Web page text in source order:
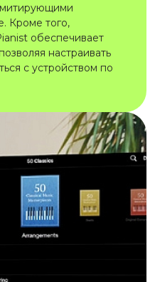
Кроме того,
обеспечивает
настраивать
с устройством по